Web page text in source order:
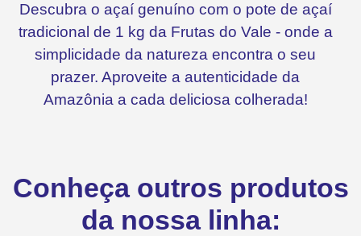
Descubra o açaí genuíno com o pote de açaí
tradicional de 1 kg da Frutas do Vale - onde a
simplicidade da natureza encontra o seu
prazer. Aproveite a autenticidade da
Amazônia a cada deliciosa colherada!
Conheça outros produtos
da nossa linha: